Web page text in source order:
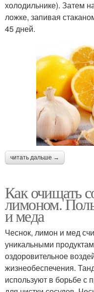
холодильнике). Затем
ложке, запивая
45 дней.
читать дальше →
Как очищать
лимоном.
и меда
Чеснок, лимон и мед
уникальными
оздоровительное
жизнеобеспечения.
используют в борьбе с